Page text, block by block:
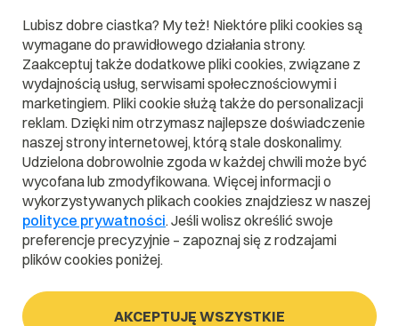
Hosting WordPress
Błąd 500 – co poszło nie tak i jak to
naprawić?
28 maja 2025 ok.4min
Lubisz dobre ciastka? My też! Niektóre pliki cookies są
wymagane do prawidłowego działania strony.
Zaakceptuj także dodatkowe pliki cookies, związane z
wydajnością usług, serwisami społecznościowymi i
marketingiem. Pliki cookie służą także do personalizacji
reklam. Dzięki nim otrzymasz najlepsze doświadczenie
naszej strony internetowej, którą stale doskonalimy.
Udzielona dobrowolnie zgoda w każdej chwili może być
wycofana lub zmodyfikowana. Więcej informacji o
wykorzystywanych plikach cookies znajdziesz w naszej
polityce prywatności. Jeśli wolisz określić swoje
preferencje precyzyjnie – zapoznaj się z rodzajami
plików cookies poniżej.
AKCEPTUJĘ WSZYSTKIE